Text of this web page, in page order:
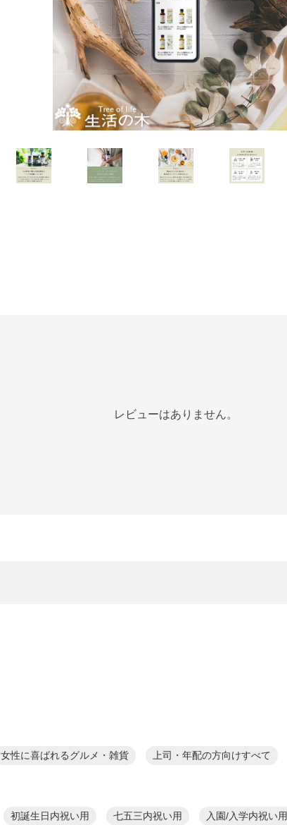
レビューはありません。
女性に喜ばれるグルメ・雑貨 上司・年配の方向けすべて
初誕生日内祝い用 七五三内祝い用 入園/入学内祝い用